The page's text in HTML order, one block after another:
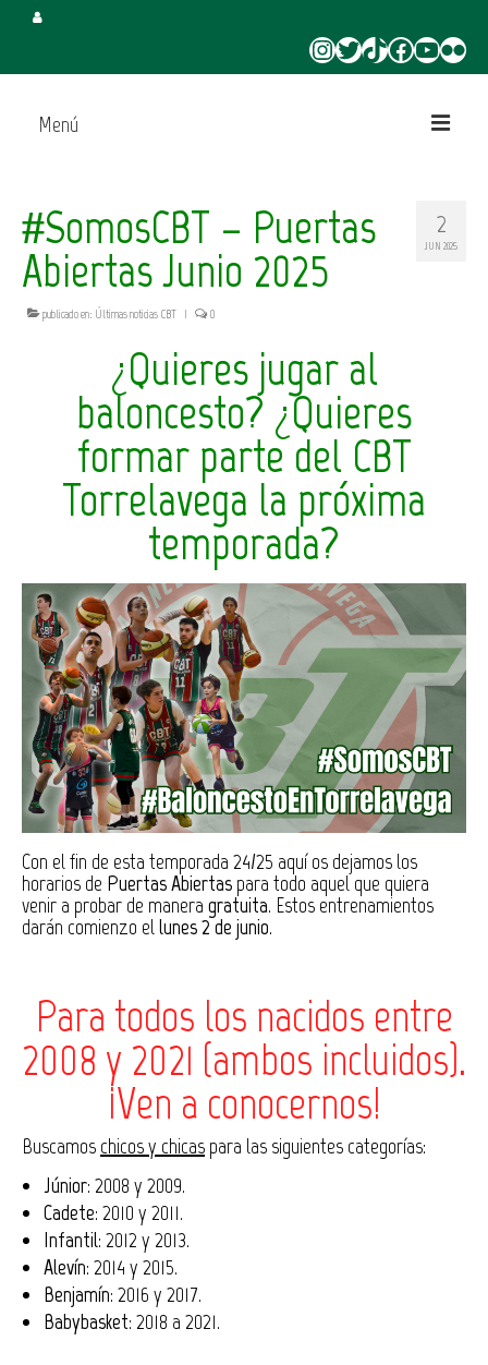
Instagram
Twitter
TikTokFacebook
YouTube
Flickr
Menú
Juega en CBT
Campus de Verano
Torneo 3×3 Verano
2
JUN 2025
#SomosCBT – Puertas
Abiertas Junio 2025
publicado en: Últimas noticias CBT | 0
¿Quieres jugar al
baloncesto? ¿Quieres
formar parte del CBT
Torrelavega la próxima
temporada?
Con el fin de esta temporada 24/25 aquí os dejamos los
horarios de Puertas Abiertaspara todo aquel que quiera
venir a probar de maneragratuita. Estos entrenamientos
darán comienzo ellunes 2 de junio.
Para todos los nacidos entre
2008 y 2021 (ambos incluidos).
¡Ven a conocernos!
Buscamos chicos y chicaspara las siguientes categorías:
Júnior: 2008 y 2009.
Cadete: 2010 y 2011.
Infantil: 2012 y 2013.
Alevín: 2014 y 2015.
Benjamín: 2016 y 2017.
Babybasket: 2018 a 2021.